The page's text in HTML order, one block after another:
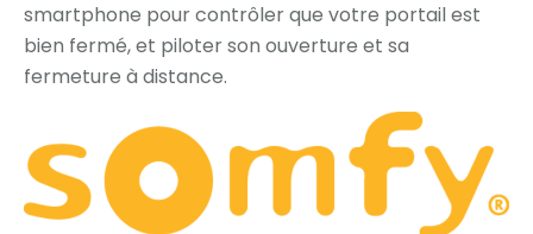
smartphone pour contrôler que votre portail est
bien fermé, et piloter son ouverture et sa
fermeture à distance.